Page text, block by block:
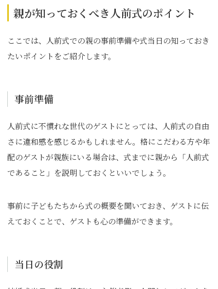
親が知っておくべき人前式のポイント
ここでは、人前式での親の事前準備や式当日の知っておき
たいポイントをご紹介します。
事前準備
人前式に不慣れな世代のゲストにとっては、人前式の自由
さに違和感を感じるかもしれません。格にこだわる方や年
配のゲストが親族にいる場合は、式までに親から「人前式
であること」を説明しておくといいでしょう。
事前に子どもたちから式の概要を聞いておき、ゲストに伝
えておくことで、ゲストも心の準備ができます。
当日の役割